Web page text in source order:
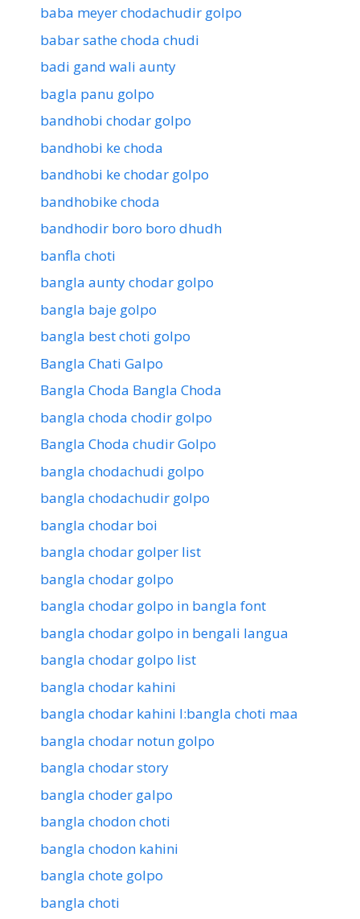
baba meyer chodachudir golpo
babar sathe choda chudi
badi gand wali aunty
bagla panu golpo
bandhobi chodar golpo
bandhobi ke choda
bandhobi ke chodar golpo
bandhobike choda
bandhodir boro boro dhudh
banfla choti
bangla aunty chodar golpo
bangla baje golpo
bangla best choti golpo
Bangla Chati Galpo
Bangla Choda Bangla Choda
bangla choda chodir golpo
Bangla Choda chudir Golpo
bangla chodachudi golpo
bangla chodachudir golpo
bangla chodar boi
bangla chodar golper list
bangla chodar golpo
bangla chodar golpo in bangla font
bangla chodar golpo in bengali langua
bangla chodar golpo list
bangla chodar kahini
bangla chodar kahini l:bangla choti maa
bangla chodar notun golpo
bangla chodar story
bangla choder galpo
bangla chodon choti
bangla chodon kahini
bangla chote golpo
bangla choti